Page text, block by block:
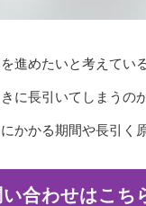
進めたいと考えてい
に長引いてしまうの
かかる期間や長引く
合わせはこち